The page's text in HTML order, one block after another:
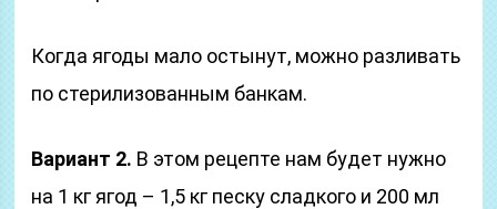
Когда ягоды мало остынут, можно разливать
по стерилизованным банкам.
Вариант 2. В этом рецепте нам будет нужно
на 1 кг ягод – 1,5 кг песку сладкого и 200 мл